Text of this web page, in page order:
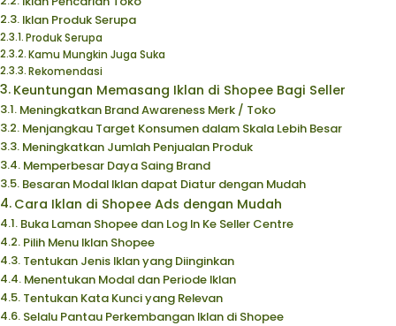
Iklan Produk Serupa
Produk Serupa
Kamu Mungkin Juga Suka
Rekomendasi
Keuntungan Memasang Iklan di Shopee Bagi Seller
Meningkatkan Brand Awareness Merk / Toko
Menjangkau Target Konsumen dalam Skala Lebih Besar
Meningkatkan Jumlah Penjualan Produk
Memperbesar Daya Saing Brand
Besaran Modal Iklan dapat Diatur dengan Mudah
Cara Iklan di Shopee Ads dengan Mudah
Buka Laman Shopee dan Log In Ke Seller Centre
Pilih Menu Iklan Shopee
Tentukan Jenis Iklan yang Diinginkan
Menentukan Modal dan Periode Iklan
Tentukan Kata Kunci yang Relevan
Selalu Pantau Perkembangan Iklan di Shopee